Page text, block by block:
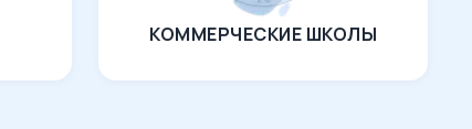
КОММЕРЧЕСКИЕ ШКОЛЫ